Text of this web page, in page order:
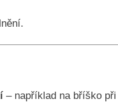
– například na bříško při